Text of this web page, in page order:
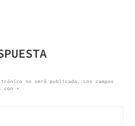
no será publicada.
Los campos
con *